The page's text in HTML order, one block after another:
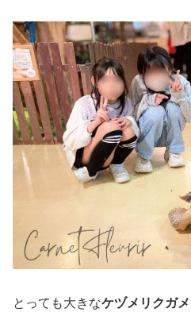
とっても大きなケヅメリクガメ